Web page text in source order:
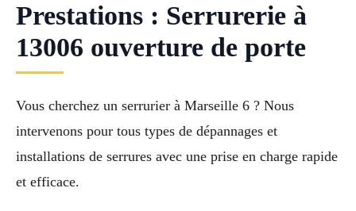
Prestations : Serrurerie à
13006 ouverture de porte
Vous cherchez un serrurier à Marseille 6 ? Nous
intervenons pour tous types de dépannages et
installations de serrures avec une prise en charge rapide
et efficace.